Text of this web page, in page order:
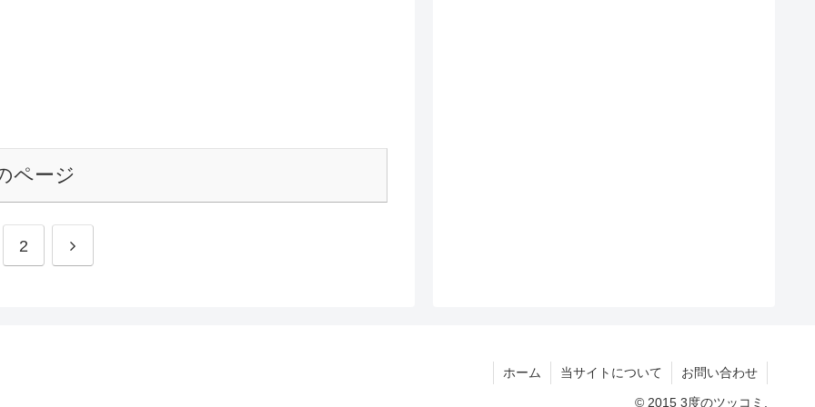
ページ
2
ホーム 当サイトについて お問い合わせ
© 2015 3度のツッコミ.